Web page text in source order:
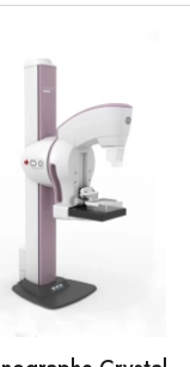
в различных
непрерывный
с возможностью